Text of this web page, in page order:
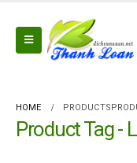
HOME PRODUCTS
Product Tag -